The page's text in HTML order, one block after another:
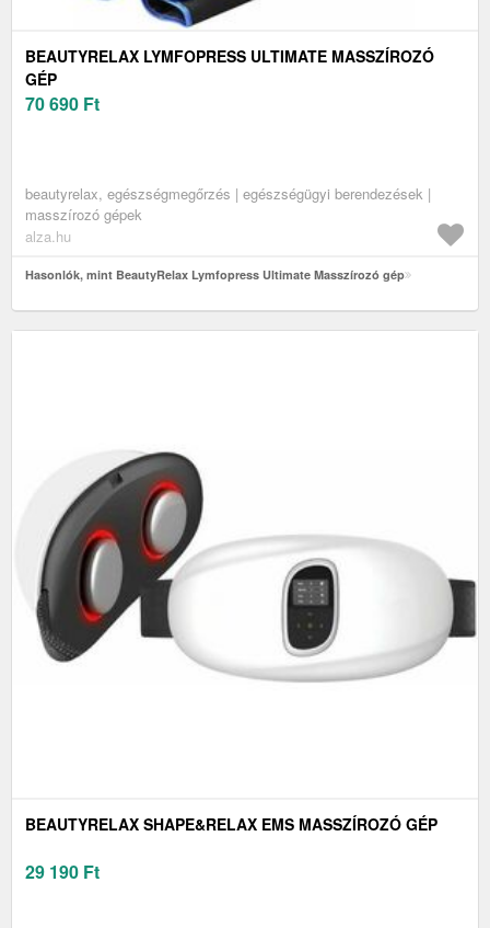
BEAUTYRELAX LYMFOPRESS ULTIMATE MASSZÍROZÓ
GÉP
70 690 Ft
beautyrelax, egészségmegőrzés | egészségügyi berendezések |
masszírozó gépek
alza.hu
Hasonlók, mint BeautyRelax Lymfopress Ultimate Masszírozó gép
BEAUTYRELAX SHAPE&RELAX EMS MASSZÍROZÓ GÉP
29 190 Ft